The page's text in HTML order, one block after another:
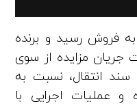
فروش رسید و برنده
جریان مزایده از سوی
انتقال، نسبت به
و عملیات اجرایی با